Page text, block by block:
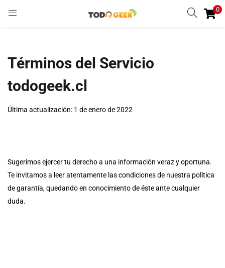
0
Términos del Servicio
todogeek.cl
Última actualización: 1 de enero de 2022
Sugerimos ejercer tu derecho a una información veraz y oportuna.
Te invitamos a leer atentamente las condiciones de nuestra política
de garantía, quedando en conocimiento de éste ante cualquier
duda.
REGISTRARSE
Lost password?